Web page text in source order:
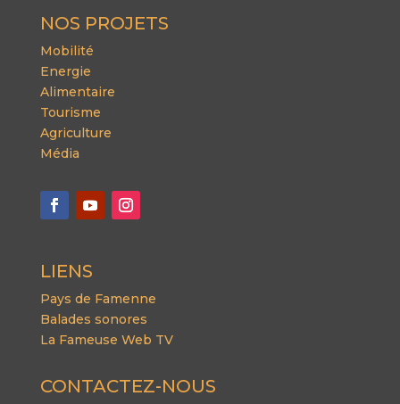
NOS PROJETS
Mobilité
Energie
Alimentaire
Tourisme
Agriculture
Média
LIENS
Pays de Famenne
Balades sonores
La Fameuse Web TV
CONTACTEZ-NOUS